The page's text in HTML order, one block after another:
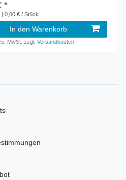
*
| 0,00 € / Stück
In den Warenkorb
MwSt. zzgl.Versandkosten